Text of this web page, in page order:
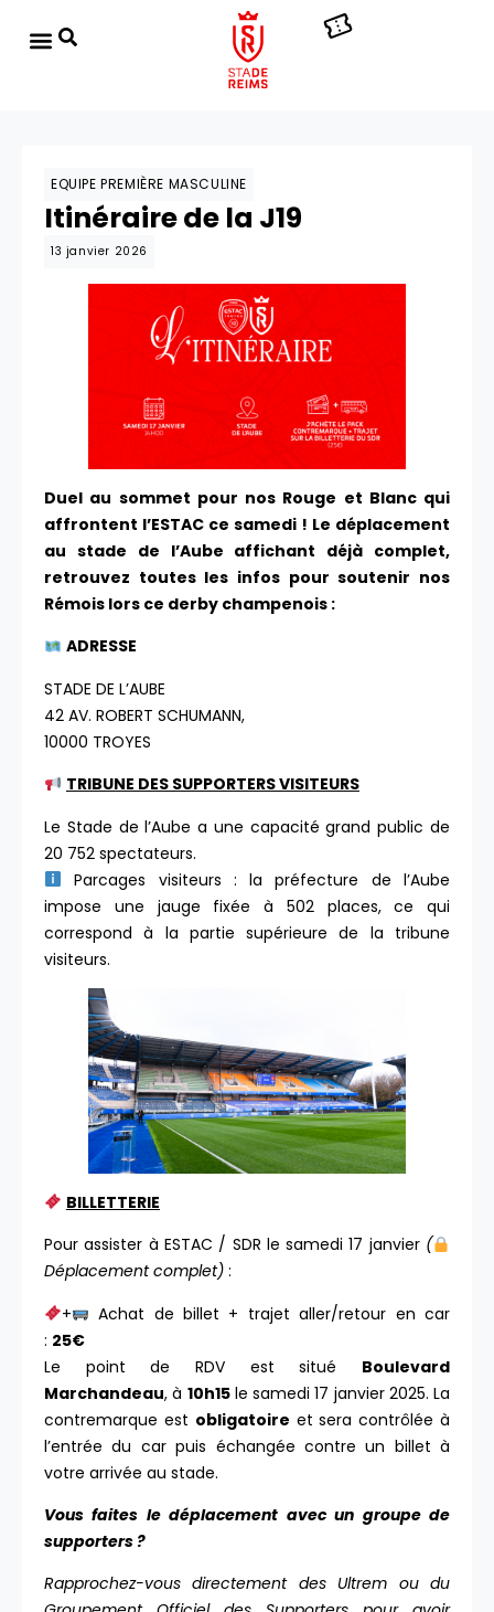
EQUIPE PREMIÈRE MASCULINE
Itinéraire de la J19
13 janvier 2026
Duel au sommet pour nos Rouge et Blanc qui
affrontent l’ESTAC ce samedi ! Le déplacement
au stade de l’Aube affichant déjà complet,
retrouvez toutes les infos pour soutenir nos
Rémois lors ce derby champenois :
ADRESSE
STADE DE L’AUBE
42 AV. ROBERT SCHUMANN,
10000 TROYES
TRIBUNE DES SUPPORTERS VISITEURS
Le Stade de l’Aube a une capacité grand public de
20 752 spectateurs.
Parcages visiteurs : la préfecture de l’Aube
impose une jauge fixée à 502 places, ce qui
correspond à la partie supérieure de la tribune
visiteurs.
BILLETTERIE
Pour assister à ESTAC / SDR le samedi 17 janvier (
Déplacement complet) :
+
Achat de billet + trajet aller/retour en car
: 25€
Le point de RDV est situé Boulevard
Marchandeau, à 10h15le samedi 17 janvier 2025. La
contremarque est obligatoire et sera contrôlée à
l’entrée du car puis échangée contre un billet à
votre arrivée au stade.
Vous faites le déplacement avec un groupe de
supporters ?
Rapprochez-vous directement des Ultrem ou du